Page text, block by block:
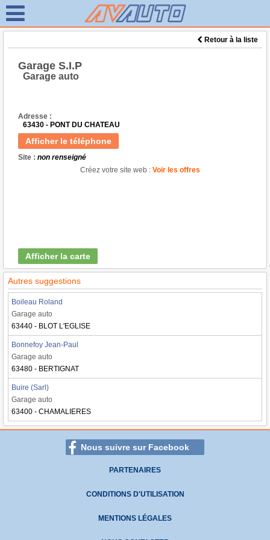
Retour à la liste
Garage S.I.P
Garage auto
Adresse :
63430 - PONT DU CHATEAU
Afficher le téléphone
Site : non renseigné
Créez votre site web : Voir les offres
Afficher la carte
Autres suggestions
Boileau Roland
Garage auto
63440 - BLOT L'EGLISE
Bonnefoy Jean-Paul
Garage auto
63480 - BERTIGNAT
Buire (Sarl)
Garage auto
63400 - CHAMALIERES
Nous suivre sur Facebook
PARTENAIRES
CONDITIONS D'UTILISATION
MENTIONS LÉGALES